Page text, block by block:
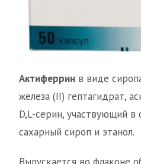
Актиферрин в виде
железа (II) гептагидрат,
D,L-серин, участвующий в
сахарный сироп и этанол.